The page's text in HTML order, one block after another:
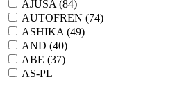
AJUSA (84)
AUTOFREN (74)
ASHIKA (49)
AND (40)
ABE (37)
AS-PL